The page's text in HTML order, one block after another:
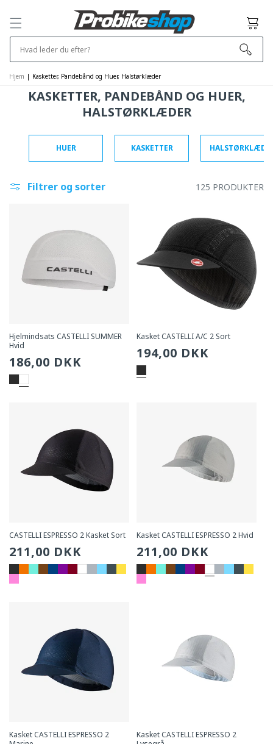
VIDERE TIL
INDHOLDET
Hvad leder du efter?
Kurv
Hjem | Kasketter, Pandebånd og Huer, Halstørklæder
KASKETTER, PANDEBÅND OG HUER,
HALSTØRKLÆDER
HUER KASKETTER
Filtrer og sorter 125 PRODUKTER
Hjelmindsats CASTELLI SUMMER
Hvid
Sædvanlig
pris
186,00 DKK
Kasket CASTELLI A/C 2 Sort
Sædvanlig
pris
194,00 DKK
CASTELLI ESPRESSO 2 Kasket Sort
Sædvanlig
pris
211,00 DKK
Kasket CASTELLI ESPRESSO 2 Hvid
Sædvanlig
pris
211,00 DKK
Kasket CASTELLI ESPRESSO 2
Kasket CASTELLI ESPRESSO 2